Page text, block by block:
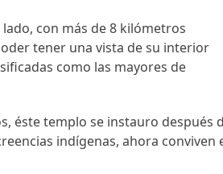
con más de 8 kilómetros
tener una vista de su interior
como las mayores de
éste templo se instauro después
indígenas, ahora conviven